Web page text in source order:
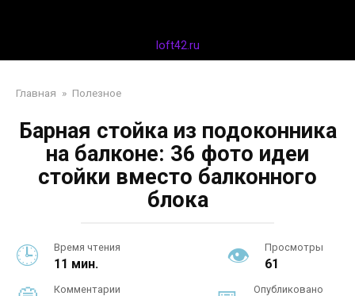
loft42.ru
Главная » Полезное
Барная стойка из подоконника
на балконе: 36 фото идеи
стойки вместо балконного
блока
Время чтения
11 мин.
Просмотры
61
Комментарии Опубликовано